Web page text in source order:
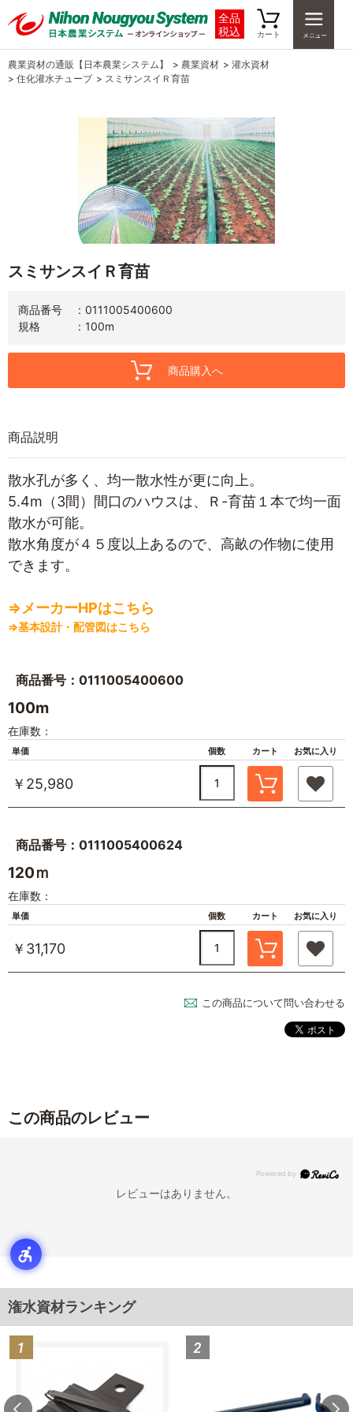
全品
税込
カート
農業資材の通販【日本農業システム】 > 農業資材 > 灌水資材
> 住化灌水チューブ > スミサンスイＲ育苗
スミサンスイＲ育苗
商品番号
0111005400600
規格
100m
商品購入へ
商品説明
散水孔が多く、均一散水性が更に向上。
5.4m（3間）間口のハウスは、Ｒ-育苗１本で均一面
散水が可能。
散水角度が４５度以上あるので、高畝の作物に使用
できます。
⇒メーカーHPはこちら
⇒基本設計・配管図はこちら
商品番号：0111005400600
100m
在庫数：
単価 個数 カート お気に入り
￥25,980
商品番号：0111005400624
120ｍ
在庫数：
単価 個数 カート お気に入り
￥31,170
この商品について問い合わせる
この商品のレビュー
レビューはありません。
潅水資材ランキング